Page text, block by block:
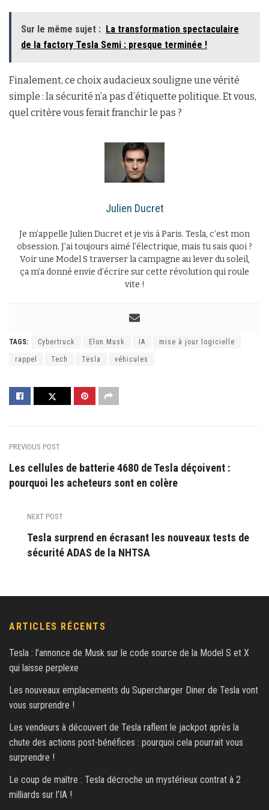
Sur le même sujet : La transformation spectaculaire
de la factory Tesla Semi : presque terminée !
Finalement, ce choix audacieux souligne une vérité
simple : la sécurité n’a pas d’étiquette politique. Et vous,
quel critère vous ferait franchir le pas ?
Julien Ducret
Je m’appelle Julien Ducret et je vis à Paris. Tesla, c’est mon
obsession. J’ai toujours aimé l’électrique, mais tu sais quoi ?
Voir une Model S traverser la campagne au lever du soleil,
ça m’a donné envie d’écrire sur cette révolution qui roule
vite !
TAGS: Cybertruck Elon Musk IA mise à jour logicielle
rappel Tech Tesla véhicules
PREVIOUS POST
Les cellules de batterie 4680 de Tesla déçoivent :
pourquoi les acheteurs sont en colère
NEXT POST
Tesla surprend en écrasant les nouveaux tests de
sécurité ADAS de la NHTSA
ARTICLES RÉCENTS
Tesla : l’annonce de Musk sur le code source de la Model S et X
qui laisse perplexe
Les nouveaux emplacements du Supercharger Diner de Tesla vont
vous surprendre !
Les vendeurs à découvert de Tesla raflent le jackpot après la
chute des actions post-bénéfices : pourquoi cela pourrait vous
surprendre !
Le coup de maître : Tesla décroche un mystérieux contrat à 2
milliards sur l’IA !